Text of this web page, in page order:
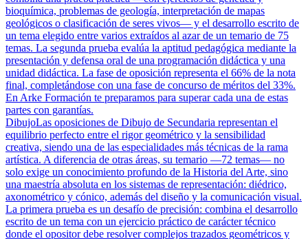
bioquímica, problemas de geología, interpretación de mapas
geológicos o clasificación de seres vivos— y el desarrollo escrito de
un tema elegido entre varios extraídos al azar de un temario de 75
temas. La segunda prueba evalúa la aptitud pedagógica mediante la
presentación y defensa oral de una programación didáctica y una
unidad didáctica. La fase de oposición representa el 66% de la nota
final, completándose con una fase de concurso de méritos del 33%.
En Arke Formación te preparamos para superar cada una de estas
partes con garantías.
DibujoLas oposiciones de Dibujo de Secundaria representan el
equilibrio perfecto entre el rigor geométrico y la sensibilidad
creativa, siendo una de las especialidades más técnicas de la rama
artística. A diferencia de otras áreas, su temario —72 temas— no
solo exige un conocimiento profundo de la Historia del Arte, sino
una maestría absoluta en los sistemas de representación: diédrico,
axonométrico y cónico, además del diseño y la comunicación visual.
La primera prueba es un desafío de precisión: combina el desarrollo
escrito de un tema con un ejercicio práctico de carácter técnico
donde el opositor debe resolver complejos trazados geométricos y